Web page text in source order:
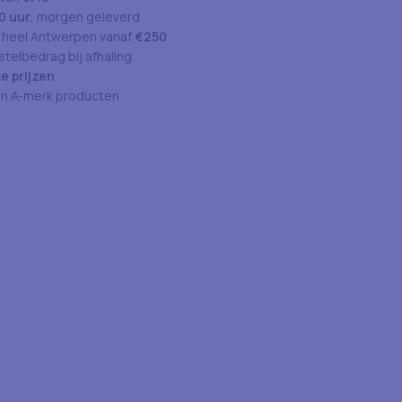
uur, morgen geleverd
heel Antwerpen vanaf €250
bij afhaling
prijzen
A-merk producten